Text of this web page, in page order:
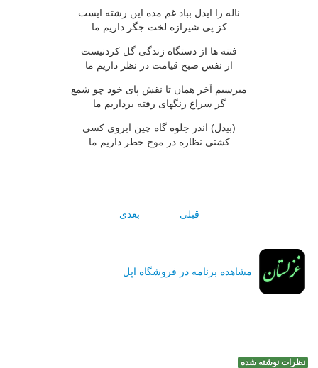
ناله را ايدل بباد غم مده اين رشته ايست
کز پى شيرازه لخت جگر داريم ما
فتنه ها از دستگاه زندگى گل کردنيست
از نفس صبح قيامت در نظر داريم ما
ميرسيم آخر همان تا نقش پاى خود چو شمع
گر سراغ رنگهاى رفته برداريم ما
(بيدل) اندر جلوه گاه چين ابروى کسى
کشتى نظاره در موج خطر داريم ما
قبلی بعدی
مشاهده برنامه در فروشگاه اپل
نظرات نوشته شده